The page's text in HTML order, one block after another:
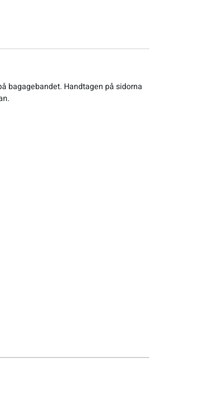
bagagebandet. Handtagen på sidorna